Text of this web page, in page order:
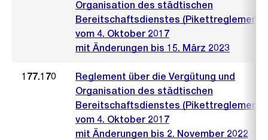
Organisation des städtischen
Bereitschaftsdienstes (Pikettreglement)
vom 4. Oktober 2017
mit Änderungen bis 15. März 2023
177.170
Reglement über die Vergütung und
Organisation des städtischen
Bereitschaftsdienstes (Pikettreglement)
vom 4. Oktober 2017
mit Änderungen bis 2. November 2022